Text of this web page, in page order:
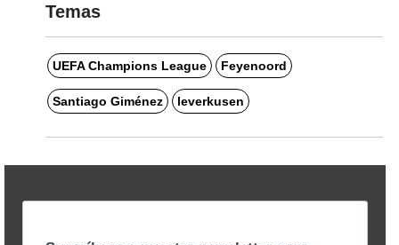
Temas
UEFA Champions League Feyenoord
Santiago Giménez leverkusen